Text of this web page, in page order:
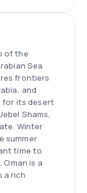
of the
Sea
frontiers
and
for its desert
Shams,
Winter
summer
time to
is a
a rich